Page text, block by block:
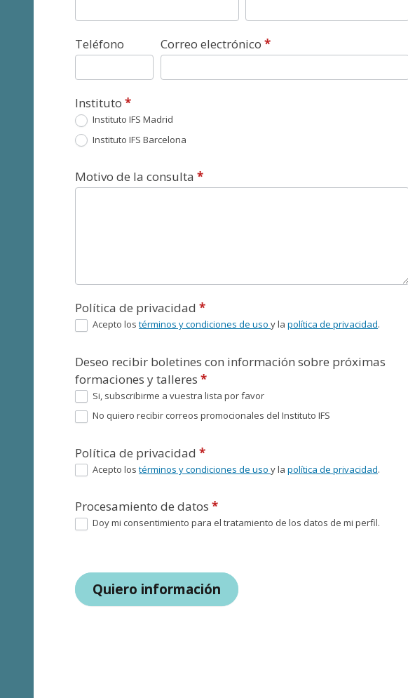
Teléfono Correo electrónico *
Instituto*
Instituto IFS Madrid
Instituto IFS Barcelona
Motivo de la consulta*
Política de privacidad*
Acepto lostérminos y condiciones de usoy lapolítica de privacidad.
Deseo recibir boletines con información sobre próximas
formaciones y talleres*
Si, subscribirme a vuestra lista por favor
No quiero recibir correos promocionales del Instituto IFS
Política de privacidad*
Acepto lostérminos y condiciones de usoy lapolítica de privacidad.
Procesamiento de datos*
Doy mi consentimiento para el tratamiento de los datos de mi perfil.
Quiero información